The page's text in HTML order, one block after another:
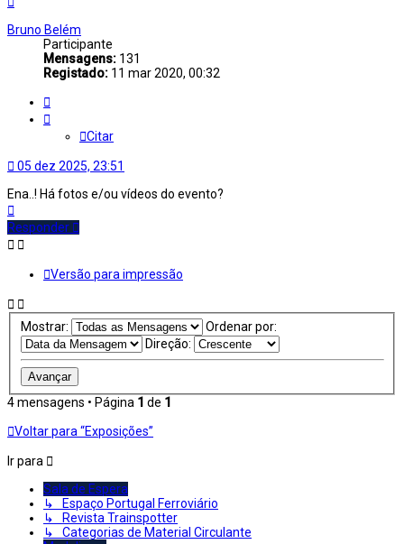
Bruno Belém
Participante
Mensagens: 131
Registado: 11 mar 2020, 00:32
Citar
05 dez 2025, 23:51
Ena..! Há fotos e/ou vídeos do evento?
Responder
Versão para impressão
Mostrar:
Ordenar por:
Direção:
4 mensagens • Página 1 de 1
Voltar para “Exposições”
Ir para
Sala de Espera
↳ Espaço Portugal Ferroviário
↳ Revista Trainspotter
↳ Categorias de Material Circulante